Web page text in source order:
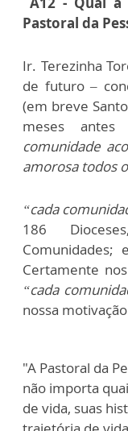
Pastoral da
Ir. Terezinha
de futuro –
(em breve
meses
comunidade
amorosa todos
“cada
186
Comunidades;
Certamente
“cada
nossa
"A Pastoral da
não importa
de vida, suas